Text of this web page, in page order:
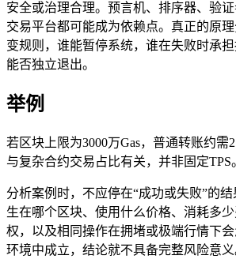
安全或治理合理。预言机、排序器、验
交易平台都可能成为依赖点。真正的原
变规则，谁能暂停系统，谁在失败时承
能否独立退出。
举例
若区块上限为3000万Gas，普通转账约需
与复杂合约交易占比有关，并非固定TPS
分析案例时，不应停在“成功或失败”的
生在哪个区块、使用什么价格、消耗多
权，以及相同操作在拥堵或极端行情下
环境中成立，结论就不具备完整风险意义